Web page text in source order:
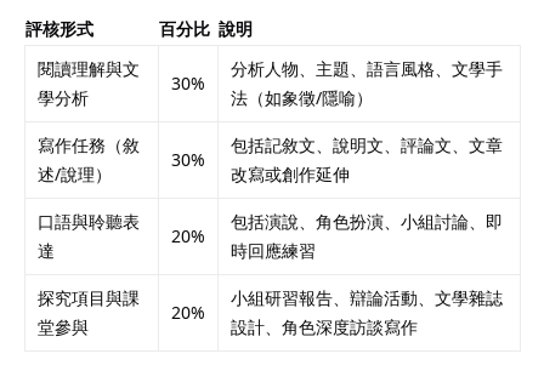
評核形式 百分比 說明
閱讀理解與文
學分析
30%
分析人物、主題、語言風格、文學手
法（如象徵/隱喻）
寫作任務（敘
述/說理）
30%
包括記敘文、說明文、評論文、文章
改寫或創作延伸
口語與聆聽表
達
20%
包括演說、角色扮演、小組討論、即
時回應練習
探究項目與課
堂參與
20%
小組研習報告、辯論活動、文學雜誌
設計、角色深度訪談寫作